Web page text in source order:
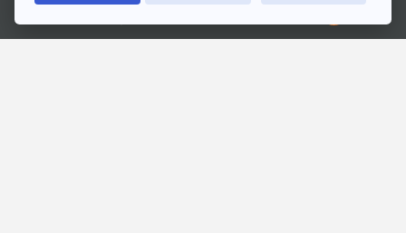
Ⓒ 2020 องค์การกระจายเสียงและแพร่ภาพสาธารณะแห่งประเทศไทย